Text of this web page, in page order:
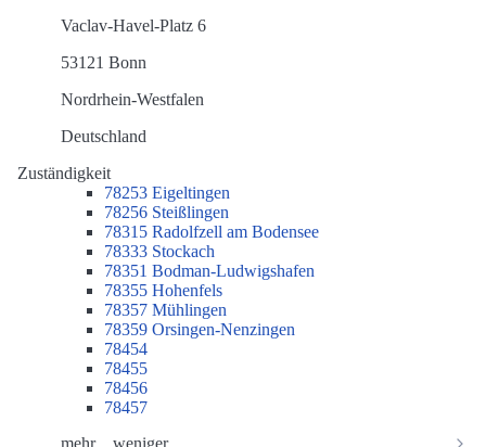
Vaclav-Havel-Platz 6
53121 Bonn
Nordrhein-Westfalen
Deutschland
Zuständigkeit
78253 Eigeltingen
78256 Steißlingen
78315 Radolfzell am Bodensee
78333 Stockach
78351 Bodman-Ludwigshafen
78355 Hohenfels
78357 Mühlingen
78359 Orsingen-Nenzingen
78454
78455
78456
78457